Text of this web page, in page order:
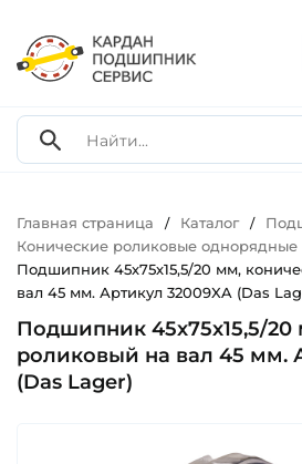
Главная страница / Каталог /
Конические роликовые
Подшипник 45х75х15,5/20 мм,
вал 45 мм. Артикул 32009XA (Das
Подшипник 45х75х15,5/
роликовый на вал 45 мм.
(Das Lager)